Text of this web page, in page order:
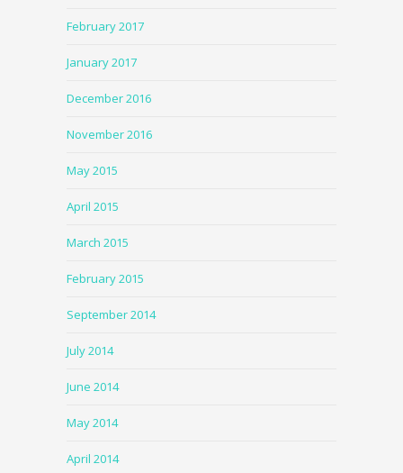
February 2017
January 2017
December 2016
November 2016
May 2015
April 2015
March 2015
February 2015
September 2014
July 2014
June 2014
May 2014
April 2014